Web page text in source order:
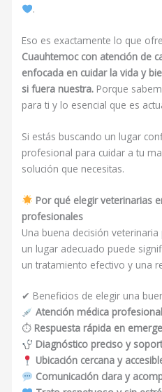
.
Eso es exactamente lo que
Cuauhtemoc con atención de
enfocada en cuidar la vida y
si fuera nuestra. Porque
para ti y lo esencial que es
Si estás buscando un lugar
profesional para cuidar a tu
solución que necesitas.
Por qué elegir veterinarias
profesionales
Una buena decisión
un lugar adecuado puede
un tratamiento efectivo y una
✔ Beneficios de elegir una
Atención médica
⏱ Respuesta rápida en
Diagnóstico preciso y
Ubicación cercana y
Comunicación clara y